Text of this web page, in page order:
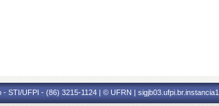
STI/UFPI - (86) 3215-1124 | © UFRN | sigjb03.ufpi.br.instancia1